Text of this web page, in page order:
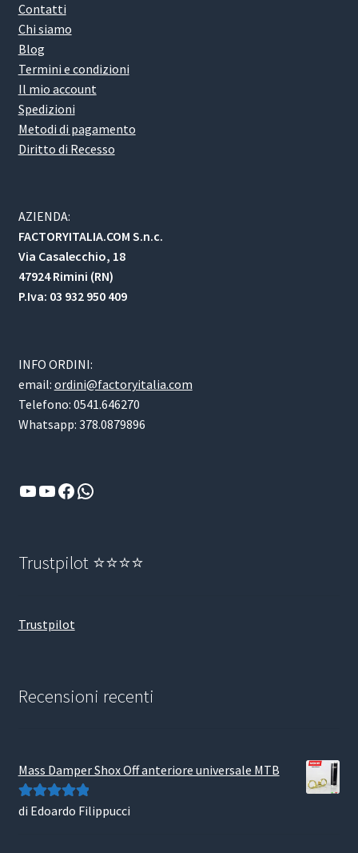
Contatti
Chi siamo
Blog
Termini e condizioni
Il mio account
Spedizioni
Metodi di pagamento
Diritto di Recesso
AZIENDA:
FACTORYITALIA.COM S.n.c.
Via Casalecchio, 18
47924 Rimini (RN)
P.Iva: 03 932 950 409
INFO ORDINI:
email: ordini@factoryitalia.com
Telefono: 0541.646270
Whatsapp: 378.0879896
YouTube
YouTube
Facebook
WhatsApp
Trustpilot ⭐⭐⭐⭐
Trustpilot
Recensioni recenti
Mass Damper Shox Off anteriore universale MTB
Valutato5su
di Edoardo Filippucci